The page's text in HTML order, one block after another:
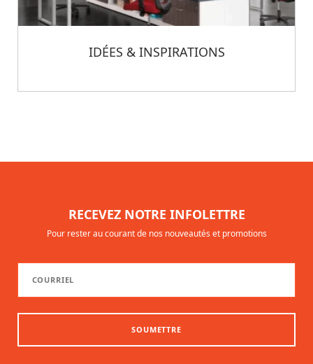
IDÉES & INSPIRATIONS
RECEVEZ NOTRE INFOLETTRE
Pour rester au courant de nos nouveautés et promotions
SOUMETTRE